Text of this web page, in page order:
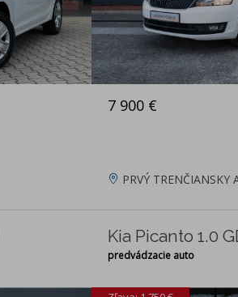
7 900 €
PRVÝ TRENČIANSKY
Kia Picanto 1.0
predvádzacie auto